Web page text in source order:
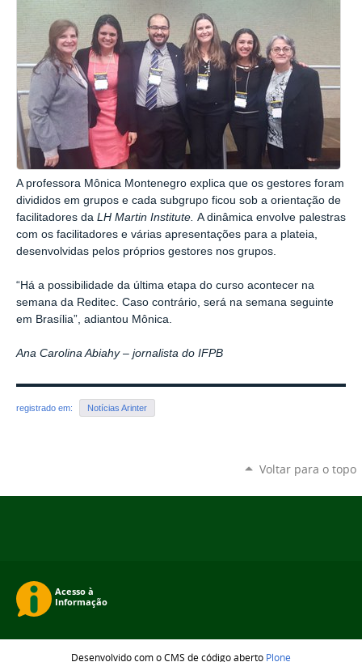
A professora Mônica Montenegro explica que os gestores foram
divididos em grupos e cada subgrupo ficou sob a orientação de
facilitadores da LH Martin Institute. A dinâmica envolve palestras
com os facilitadores e várias apresentações para a plateia,
desenvolvidas pelos próprios gestores nos grupos.
“Há a possibilidade da última etapa do curso acontecer na
semana da Reditec. Caso contrário, será na semana seguinte
em Brasília”, adiantou Mônica.
Ana Carolina Abiahy – jornalista do IFPB
registrado em: Notícias Arinter
Voltar para o topo
Desenvolvido com o CMS de código aberto Plone